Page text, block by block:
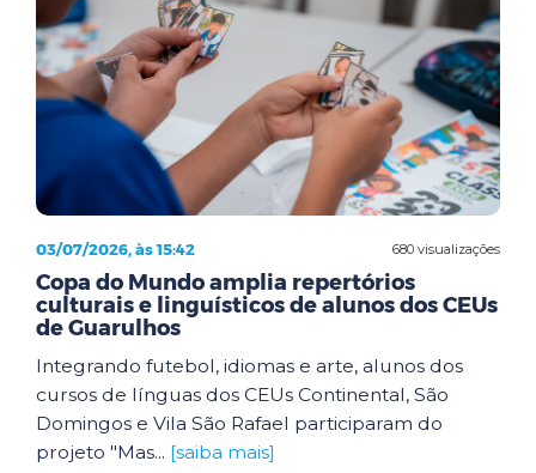
680 visualizações
03/07/2026, às 15:42
Copa do Mundo amplia repertórios
culturais e linguísticos de alunos dos CEUs
de Guarulhos
Integrando futebol, idiomas e arte, alunos dos
cursos de línguas dos CEUs Continental, São
Domingos e Vila São Rafael participaram do
projeto "Mas... [saiba mais]